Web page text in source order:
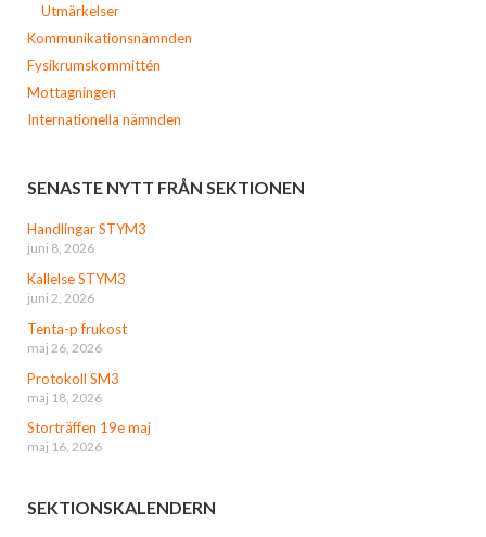
Utmärkelser
Kommunikationsnämnden
Fysikrumskommittén
Mottagningen
Internationella nämnden
SENASTE NYTT FRÅN SEKTIONEN
Handlingar STYM3
juni 8, 2026
Kallelse STYM3
juni 2, 2026
Tenta-p frukost
maj 26, 2026
Protokoll SM3
maj 18, 2026
Storträffen 19e maj
maj 16, 2026
SEKTIONSKALENDERN